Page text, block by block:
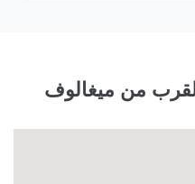
من ميغالوف